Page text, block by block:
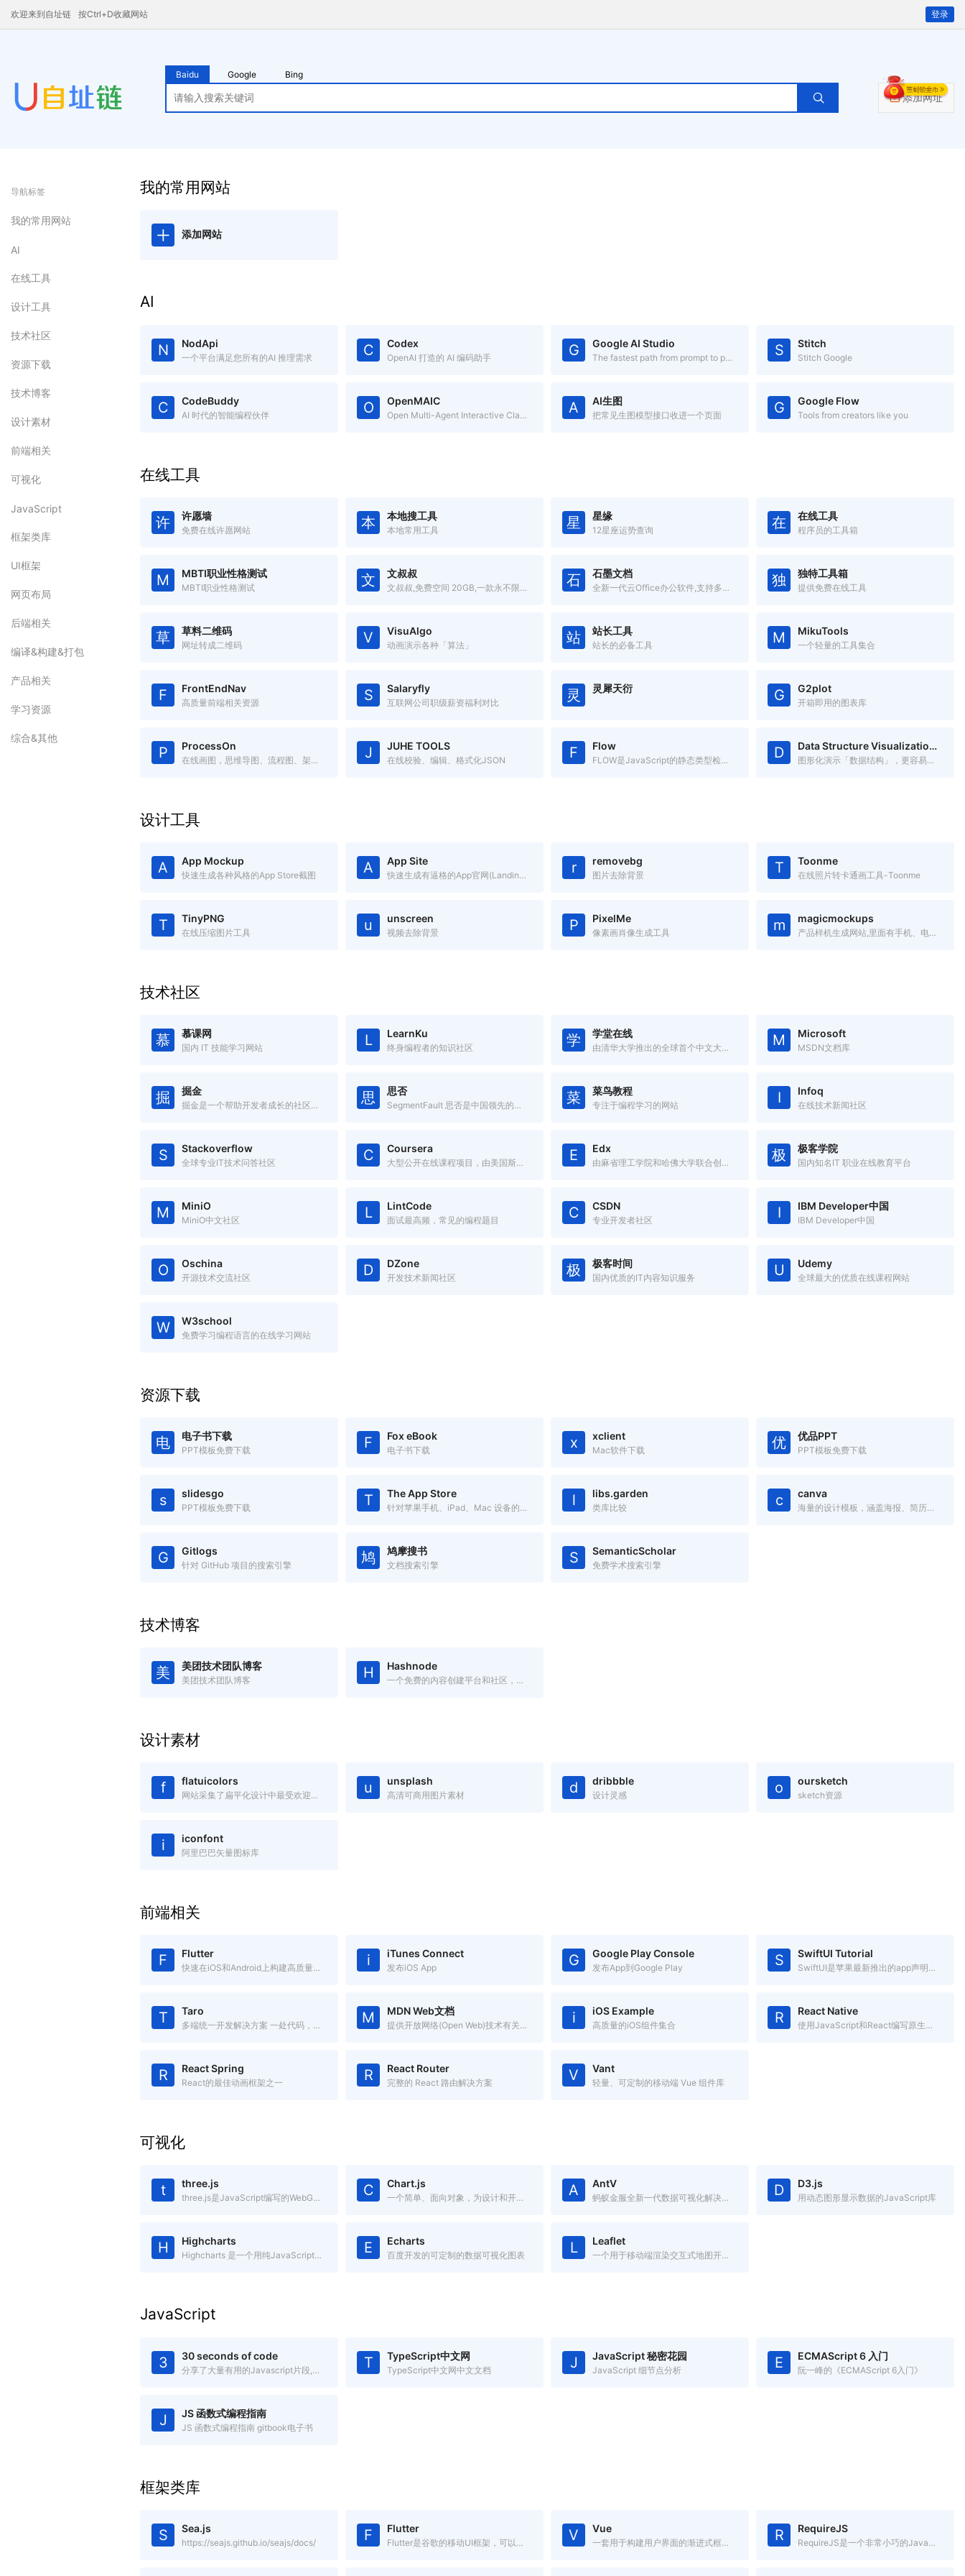
欢迎来到自址链 按Ctrl+D收藏网站 登录
Baidu Google Bing
添加网址
导航标签
我的常用网站
AI
在线工具
设计工具
技术社区
资源下载
技术博客
设计素材
前端相关
可视化
JavaScript
框架类库
UI框架
网页布局
后端相关
编译&构建&打包
产品相关
学习资源
综合&其他
我的常用网站
添加网站
AI
N NodApi
一个平台满足您所有的AI 推理需求 C Codex
OpenAI 打造的 AI 编码助手 G Google AI Studio
The fastest path from prompt to production with Gemini S Stitch
Stitch Google
C CodeBuddy
AI 时代的智能编程伙伴 O OpenMAIC
Open Multi-Agent Interactive Classroom A AI生图
把常见生图模型接口收进一个页面 G Google Flow
Tools from creators like you
在线工具
许 许愿墙
免费在线许愿网站 本 本地搜工具
本地常用工具 星 星缘
12星座运势查询 在 在线工具
程序员的工具箱
M MBTI职业性格测试
MBTI职业性格测试 文 文叔叔
文叔叔,免费空间 20GB,一款永不限速的云存储产品。传文件、收文件、网盘,还支持历史记录等高级功能。 石 石墨文档
全新一代云Office办公软件,支持多人在线协同办公 独 独特工具箱
提供免费在线工具
草 草料二维码
网址转成二维码 V VisuAlgo
动画演示各种「算法」 站 站长工具
站长的必备工具 M MikuTools
一个轻量的工具集合
F FrontEndNav
高质量前端相关资源 S Salaryfly
互联网公司职级薪资福利对比 灵 灵犀天衍 G G2plot
开箱即用的图表库
P ProcessOn
在线画图，思维导图、流程图、架构图等 J JUHE TOOLS
在线校验、编辑、格式化JSON F Flow
FLOW是JavaScript的静态类型检查器 D Data Structure Visualizations
图形化演示「数据结构」，更容易理解数据结构。
设计工具
A App Mockup
快速生成各种风格的App Store截图 A App Site
快速生成有逼格的App官网(Landing Page) r removebg
图片去除背景 T Toonme
在线照片转卡通画工具-Toonme
T TinyPNG
在线压缩图片工具 u unscreen
视频去除背景 P PixelMe
像素画肖像生成工具 m magicmockups
产品样机生成网站,里面有手机、电脑、平板等产品的样机图,只需要添加图片,就可以将图片嵌入到样机中
技术社区
慕 慕课网
国内 IT 技能学习网站 L LearnKu
终身编程者的知识社区 学 学堂在线
由清华大学推出的全球首个中文大规模开放在线课堂平台。 M Microsoft
MSDN文档库
掘 掘金
掘金是一个帮助开发者成长的社区，是一个面向互联网技术人的内容分享平台。 思 思否
SegmentFault 思否是中国领先的开发者技术社区 菜 菜鸟教程
专注于编程学习的网站 I Infoq
在线技术新闻社区
S Stackoverflow
全球专业IT技术问答社区 C Coursera
大型公开在线课程项目，由美国斯坦福大学两名计算机科学教授创办。 E Edx
由麻省理工学院和哈佛大学联合创办的大规模开放在线课堂平台。 极 极客学院
国内知名IT 职业在线教育平台
M MiniO
MiniO中文社区 L LintCode
面试最高频，常见的编程题目 C CSDN
专业开发者社区 I IBM Developer中国
IBM Developer中国
O Oschina
开源技术交流社区 D DZone
开发技术新闻社区 极 极客时间
国内优质的IT内容知识服务 U Udemy
全球最大的优质在线课程网站
W W3school
免费学习编程语言的在线学习网站
资源下载
电 电子书下载
PPT模板免费下载 F Fox eBook
电子书下载 x xclient
Mac软件下载 优 优品PPT
PPT模板免费下载
s slidesgo
PPT模板免费下载 T The App Store
针对苹果手机、iPad、Mac 设备的应用搜索工具 l libs.garden
类库比较 c canva
海量的设计模板，涵盖海报、简历、名片、邀请函、Logo、PPT模板
G Gitlogs
针对 GitHub 项目的搜索引擎 鸠 鸠摩搜书
文档搜索引擎 S SemanticScholar
免费学术搜索引擎
技术博客
美 美团技术团队博客
美团技术团队博客 H Hashnode
一个免费的内容创建平台和社区，你可以在自己的域中发布文章
设计素材
f flatuicolors
网站采集了扁平化设计中最受欢迎的色彩，绝对是您进行扁平设计的必备工具，可以吸取复制任何你看中的色彩。 u unsplash
高清可商用图片素材 d dribbble
设计灵感 o oursketch
sketch资源
i iconfont
阿里巴巴矢量图标库
前端相关
F Flutter
快速在iOS和Android上构建高质量的原生用户界面 i iTunes Connect
发布iOS App G Google Play Console
发布App到Google Play S SwiftUI Tutorial
SwiftUI是苹果最新推出的app声明式开发框架，跨Apple平台
T Taro
多端统一开发解决方案 一处代码，多处运行 M MDN Web文档
提供开放网络(Open Web)技术有关的信息 i iOS Example
高质量的iOS组件集合 R React Native
使用JavaScript和React编写原生移动应用
R React Spring
React的最佳动画框架之一 R React Router
完整的 React 路由解决方案 V Vant
轻量、可定制的移动端 Vue 组件库
可视化
t three.js
three.js是JavaScript编写的WebGL第三方库。提供了非常多的3D显示功能 C Chart.js
一个简单、面向对象，为设计和开发者准备的图表绘制工具库 A AntV
蚂蚁金服全新一代数据可视化解决方案，致力于提供一套简单方便、专业可靠、无限可能的数据可视化最佳实践。 D D3.js
用动态图形显示数据的JavaScript库
H Highcharts
Highcharts 是一个用纯JavaScript编写的一个图表库，兼容IE6+ E Echarts
百度开发的可定制的数据可视化图表 L Leaflet
一个用于移动端渲染交互式地图开源JavaScript库
JavaScript
3 30 seconds of code
分享了大量有用的Javascript片段,你可以在30秒或更少时间中理解 T TypeScript中文网
TypeScript中文网中文文档 J JavaScript 秘密花园
JavaScript 细节点分析 E ECMAScript 6 入门
阮一峰的《ECMAScript 6入门》
J JS 函数式编程指南
JS 函数式编程指南 gitbook电子书
框架类库
S Sea.js
https://seajs.github.io/seajs/docs/ F Flutter
Flutter是谷歌的移动UI框架，可以快速在iOS和Android上构建高质量的原生用户界面。 V Vue
一套用于构建用户界面的渐进式框架.简单却不失优雅,小巧而不乏大匠 R RequireJS
RequireJS是一个非常小巧的JavaScript模块载入框架,是AMD规范最好的实现者之一